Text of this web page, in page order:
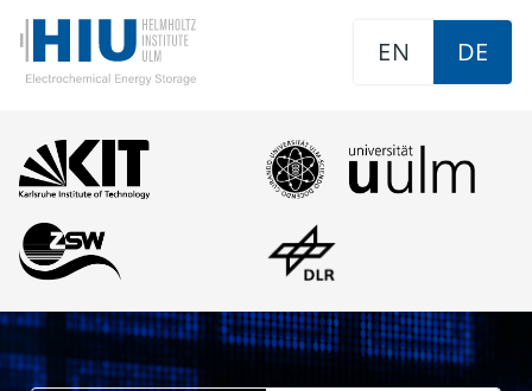
EN DE